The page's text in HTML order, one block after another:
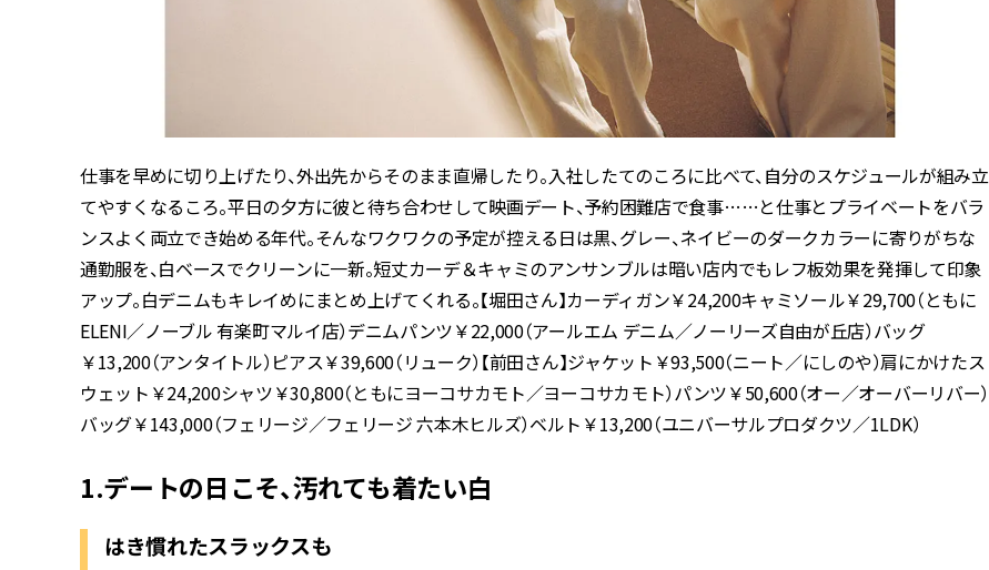
仕事を早めに切り上げたり、外出先からそのまま直帰したり。入社したてのころに比べて、自分のスケジュールが組み立
てやすくなるころ。平日の夕方に彼と待ち合わせして映画デート、予約困難店で食事……と仕事とプライベートをバラ
ンスよく両立でき始める年代。そんなワクワクの予定が控える日は黒、グレー、ネイビーのダークカラーに寄りがちな
通勤服を、白ベースでクリーンに一新。短丈カーデ＆キャミのアンサンブルは暗い店内でもレフ板効果を発揮して印象
アップ。白デニムもキレイめにまとめ上げてくれる。【堀田さん】カーディガン￥24,200キャミソール￥29,700（ともに
ELENI／ノーブル 有楽町マルイ店）デニムパンツ￥22,000（アールエム デニム／ノーリーズ自由が丘店）バッグ
￥13,200（アンタイトル）ピアス￥39,600（リューク）【前田さん】ジャケット￥93,500（ニート／にしのや）肩にかけたス
ウェット￥24,200シャツ￥30,800（ともにヨーコサカモト／ヨーコサカモト）パンツ￥50,600（オー／オーバーリバー）
バッグ￥143,000（フェリージ／フェリージ 六本木ヒルズ）ベルト￥13,200（ユニバーサルプロダクツ／1LDK）
1.デートの日こそ、汚れても着たい白
はき慣れたスラックスも